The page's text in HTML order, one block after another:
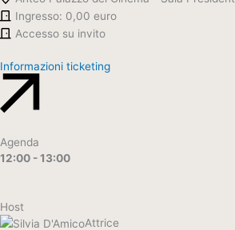
Ingresso: 0,00 euro
Accesso su invito
Informazioni ticketing
Agenda
12:00 - 13:00
Host
Attrice